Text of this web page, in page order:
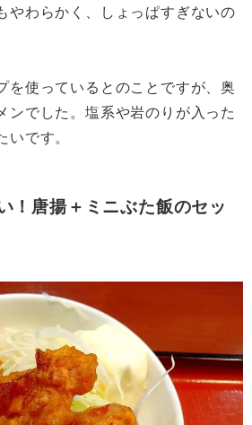
やわらかく、しょっぱすぎないの
を使っているとのことですが、奥
ンでした。塩系や岩のりが入った
いです。
！唐揚＋ミニぶた飯のセッ